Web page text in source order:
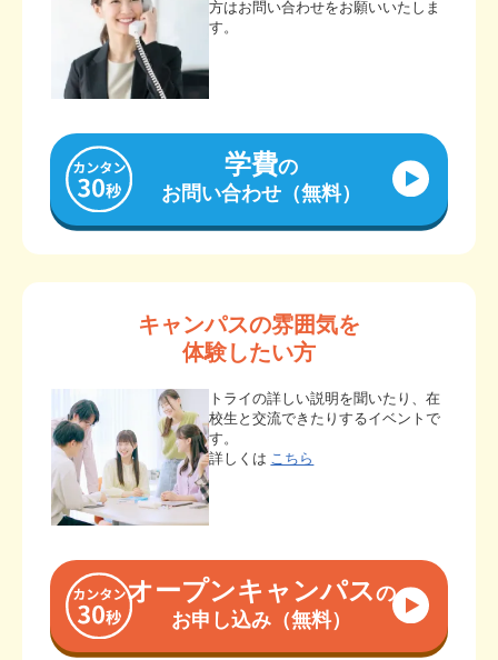
方はお問い合わせをお願いいたしま
す。
学費の
お問い合わせ（無料）
キャンパスの雰囲気を
体験したい方
トライの詳しい説明を聞いたり、在
校生と交流できたりするイベントで
す。
詳しくは こちら
オープンキャンパスの
お申し込み（無料）